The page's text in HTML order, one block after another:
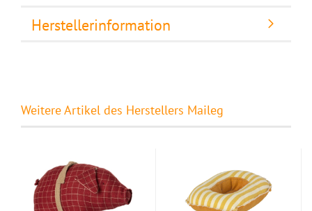
Herstellerinformation
Weitere Artikel des Herstellers Maileg